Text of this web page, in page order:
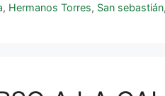
, Hermanos Torres, San sebastián,